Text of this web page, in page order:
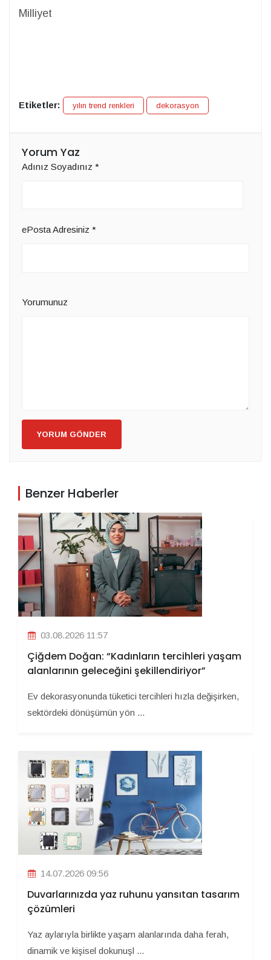
Milliyet
Etiketler: yılın trend renkleri dekorasyon
Yorum Yaz
Adınız Soyadınız *
ePosta Adresiniz *
Yorumunuz
YORUM GÖNDER
Benzer Haberler
03.08.2026 11:57
Çiğdem Doğan: “Kadınların tercihleri yaşam
alanlarının geleceğini şekillendiriyor”
Ev dekorasyonunda tüketici tercihleri hızla değişirken,
sektördeki dönüşümün yön ...
14.07.2026 09:56
Duvarlarınızda yaz ruhunu yansıtan tasarım
çözümleri
Yaz aylarıyla birlikte yaşam alanlarında daha ferah,
dinamik ve kişisel dokunuşl ...